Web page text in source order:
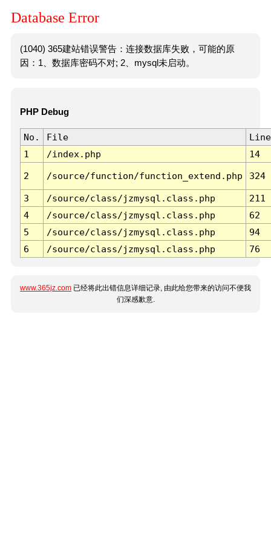
Database Error
(1040) 365建站错误警告：连接数据库失败，可能的原
因：1、数据库密码不对; 2、mysql未启动。
PHP Debug
No. File
Line
1
/index.php 14
2 /source/function/function_extend.php 324
3 /source/class/jzmysql.class.php
211
4
/source/class/jzmysql.class.php
62
5
/source/class/jzmysql.class.php
94
6
/source/class/jzmysql.class.php 76
www.365jz.com 已经将此出错信息详细记录, 由此给您带来的访问不便我
们深感歉意.